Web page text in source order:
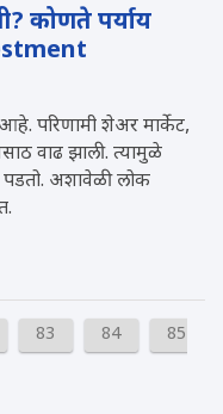
कोणते पर्याय
परिणामी शेअर मार्केट,
वाढ झाली. त्यामुळे
अशावेळी लोक
83 84 85